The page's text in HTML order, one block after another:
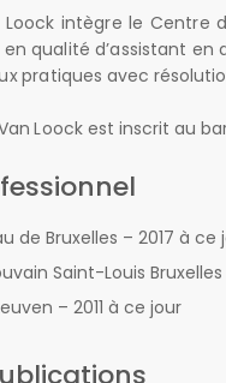
Loock intègre le Centre
en qualité d’assistant
pratiques avec
Loock est inscrit au
de Bruxelles – 2017 à ce
Saint-Louis
– 2011 à ce jour